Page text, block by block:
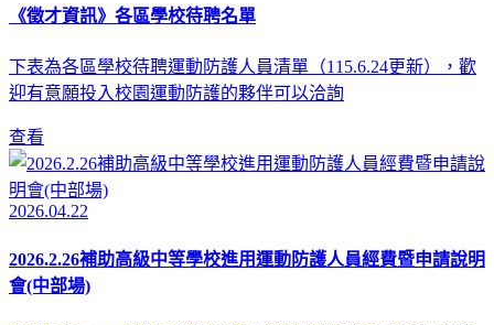
《徵才資訊》各區學校待聘名單
下表為各區學校待聘運動防護人員清單（115.6.24更新），歡
迎有意願投入校園運動防護的夥伴可以洽詢
查看
2026.04.22
2026.2.26補助高級中等學校進用運動防護人員經費暨申請說明
會(中部場)